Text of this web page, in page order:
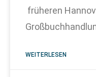
früheren
WEITERLESEN